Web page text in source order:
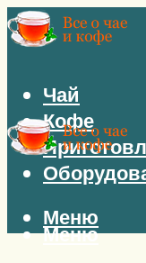
Чай
Кофе
Меню
Меню